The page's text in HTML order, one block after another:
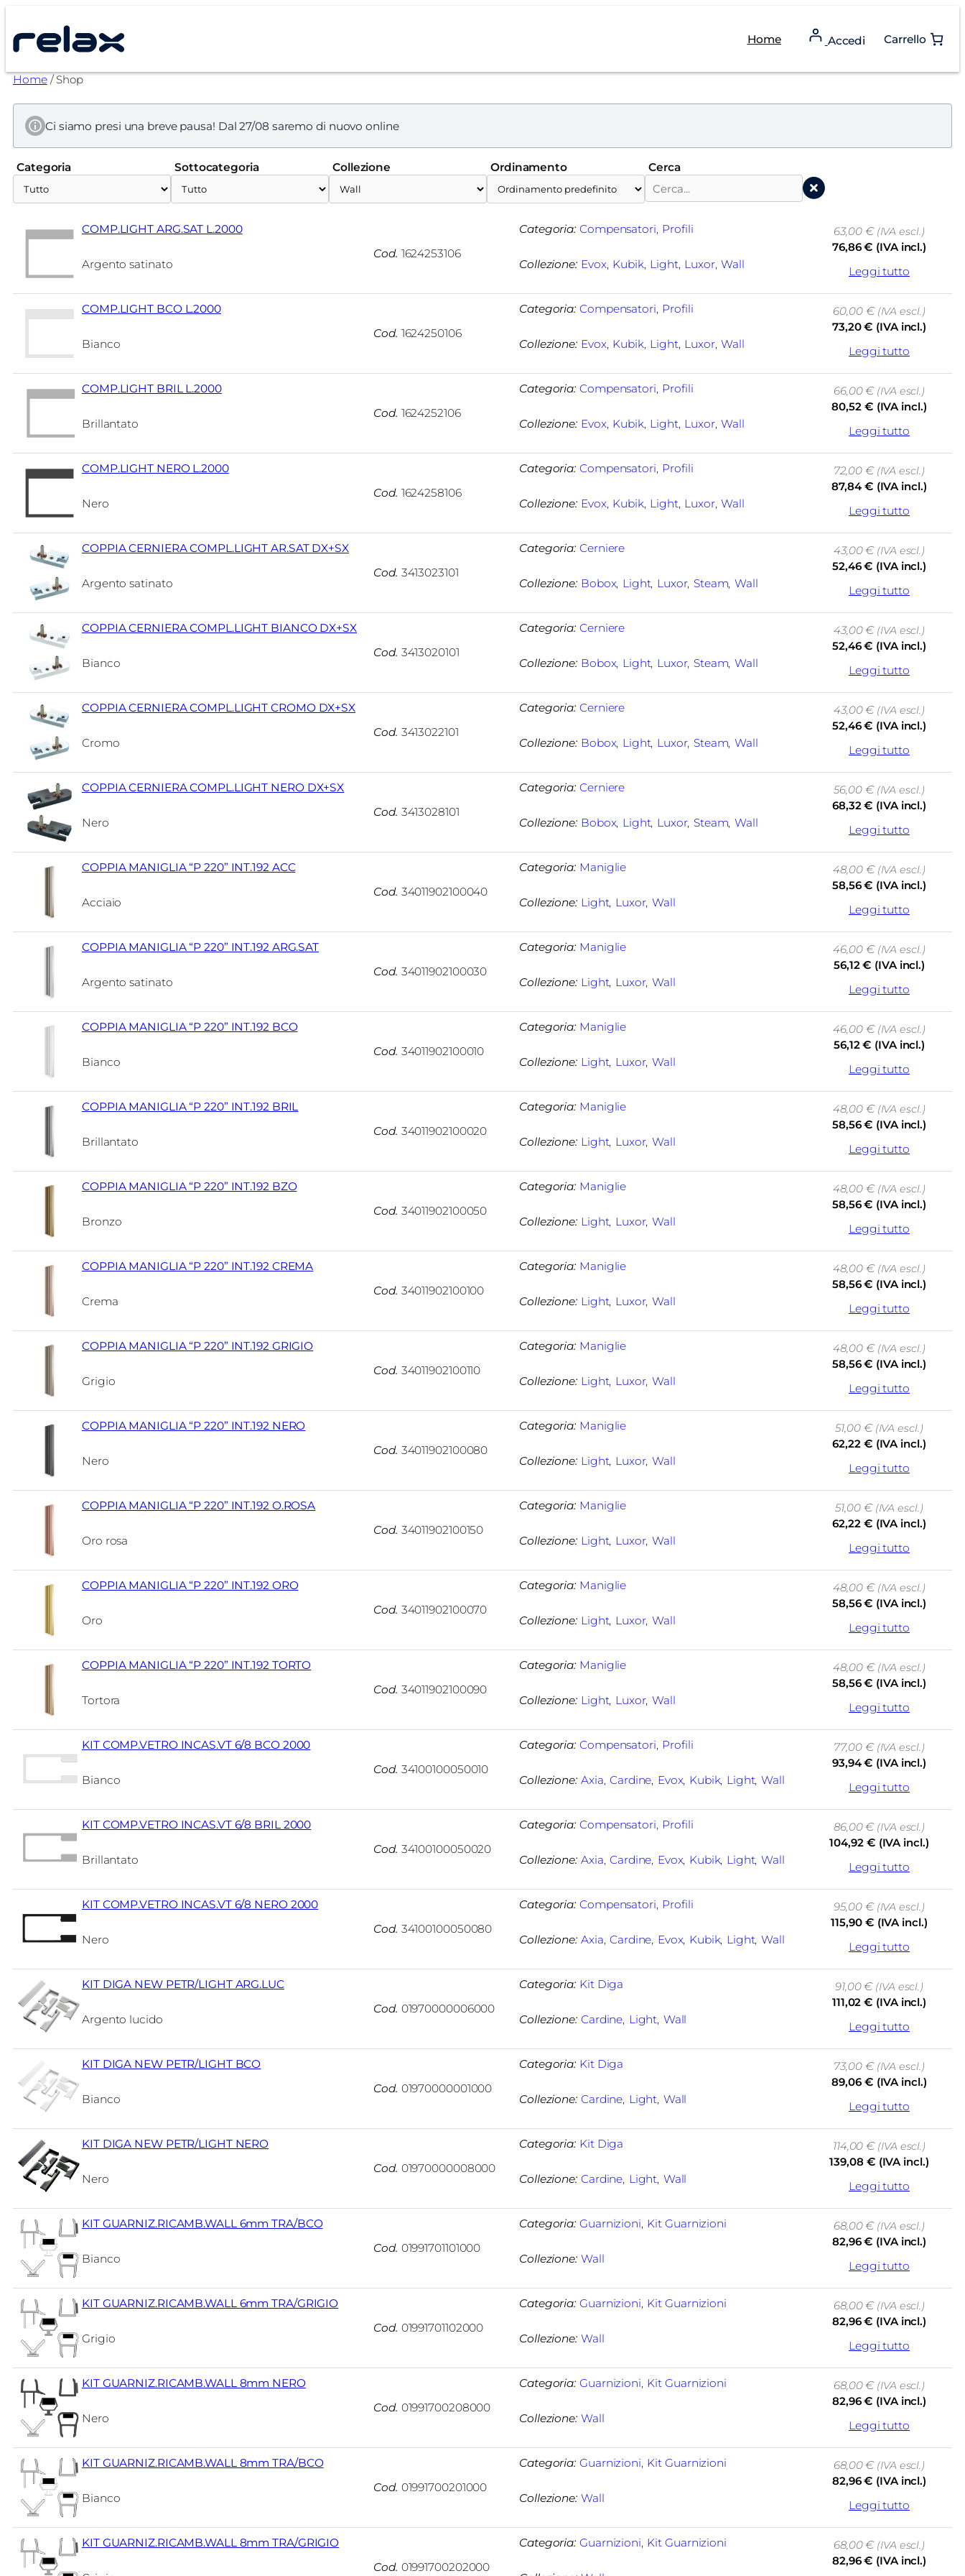
contenuto
Home Accedi Carrello
Home/ Shop
Ci siamo presi una breve pausa! Dal 27/08 saremo di nuovo online
Categoria Sottocategoria Collezione Ordinamento Cerca
COMP.LIGHT ARG.SAT L.2000
Cod. 1624253106
Argento satinato
Categoria: Compensatori, Profili
Collezione: Evox, Kubik, Light, Luxor, Wall
63,00 €(IVA escl.)
76,86€ (IVA incl.)
Leggi tutto
COMP.LIGHT BCO L.2000
Cod. 1624250106
Bianco
Categoria: Compensatori, Profili
Collezione: Evox, Kubik, Light, Luxor, Wall
60,00 €(IVA escl.)
73,20€ (IVA incl.)
Leggi tutto
COMP.LIGHT BRIL L.2000
Cod. 1624252106
Brillantato
Categoria: Compensatori, Profili
Collezione: Evox, Kubik, Light, Luxor, Wall
66,00€(IVA escl.)
80,52 € (IVA incl.)
Leggi tutto
COMP.LIGHT NERO L.2000
Cod. 1624258106
Nero
Categoria: Compensatori, Profili
Collezione: Evox, Kubik, Light, Luxor, Wall
72,00 €(IVA escl.)
87,84 € (IVA incl.)
Leggi tutto
COPPIA CERNIERA COMPL.LIGHT AR.SAT DX+SX
Cod. 3413023101
Argento satinato
Categoria: Cerniere
Collezione: Bobox, Light, Luxor, Steam, Wall
43,00€(IVA escl.)
52,46€ (IVA incl.)
Leggi tutto
COPPIA CERNIERA COMPL.LIGHT BIANCO DX+SX
Cod. 3413020101
Bianco
Categoria: Cerniere
Collezione: Bobox, Light, Luxor, Steam, Wall
43,00€(IVA escl.)
52,46€ (IVA incl.)
Leggi tutto
COPPIA CERNIERA COMPL.LIGHT CROMO DX+SX
Cod. 3413022101
Cromo
Categoria: Cerniere
Collezione: Bobox, Light, Luxor, Steam, Wall
43,00€(IVA escl.)
52,46€ (IVA incl.)
Leggi tutto
COPPIA CERNIERA COMPL.LIGHT NERO DX+SX
Cod. 3413028101
Nero
Categoria: Cerniere
Collezione: Bobox, Light, Luxor, Steam, Wall
56,00 €(IVA escl.)
68,32€ (IVA incl.)
Leggi tutto
COPPIA MANIGLIA “P 220” INT.192 ACC
Cod. 34011902100040
Acciaio
Categoria: Maniglie
Collezione: Light, Luxor, Wall
48,00 €(IVA escl.)
58,56€ (IVA incl.)
Leggi tutto
COPPIA MANIGLIA “P 220” INT.192 ARG.SAT
Cod. 34011902100030
Argento satinato
Categoria: Maniglie
Collezione: Light, Luxor, Wall
46,00 €(IVA escl.)
56,12€ (IVA incl.)
Leggi tutto
COPPIA MANIGLIA “P 220” INT.192 BCO
Cod. 34011902100010
Bianco
Categoria: Maniglie
Collezione: Light, Luxor, Wall
46,00 €(IVA escl.)
56,12€ (IVA incl.)
Leggi tutto
COPPIA MANIGLIA “P 220” INT.192 BRIL
Cod. 34011902100020
Brillantato
Categoria: Maniglie
Collezione: Light, Luxor, Wall
48,00 €(IVA escl.)
58,56€ (IVA incl.)
Leggi tutto
COPPIA MANIGLIA “P 220” INT.192 BZO
Cod. 34011902100050
Bronzo
Categoria: Maniglie
Collezione: Light, Luxor, Wall
48,00 €(IVA escl.)
58,56€ (IVA incl.)
Leggi tutto
COPPIA MANIGLIA “P 220” INT.192 CREMA
Cod. 34011902100100
Crema
Categoria: Maniglie
Collezione: Light, Luxor, Wall
48,00 €(IVA escl.)
58,56€ (IVA incl.)
Leggi tutto
COPPIA MANIGLIA “P 220” INT.192 GRIGIO
Cod. 34011902100110
Grigio
Categoria: Maniglie
Collezione: Light, Luxor, Wall
48,00 €(IVA escl.)
58,56€ (IVA incl.)
Leggi tutto
COPPIA MANIGLIA “P 220” INT.192 NERO
Cod. 34011902100080
Nero
Categoria: Maniglie
Collezione: Light, Luxor, Wall
51,00 €(IVA escl.)
62,22 € (IVA incl.)
Leggi tutto
COPPIA MANIGLIA “P 220” INT.192 O.ROSA
Cod. 34011902100150
Oro rosa
Categoria: Maniglie
Collezione: Light, Luxor, Wall
51,00 €(IVA escl.)
62,22 € (IVA incl.)
Leggi tutto
COPPIA MANIGLIA “P 220” INT.192 ORO
Cod. 34011902100070
Oro
Categoria: Maniglie
Collezione: Light, Luxor, Wall
48,00 €(IVA escl.)
58,56€ (IVA incl.)
Leggi tutto
COPPIA MANIGLIA “P 220” INT.192 TORTO
Cod. 34011902100090
Tortora
Categoria: Maniglie
Collezione: Light, Luxor, Wall
48,00 €(IVA escl.)
58,56€ (IVA incl.)
Leggi tutto
KIT COMP.VETRO INCAS.VT 6/8 BCO 2000
Cod. 34100100050010
Bianco
Categoria: Compensatori, Profili
Collezione: Axia, Cardine, Evox, Kubik, Light, Wall
77,00 €(IVA escl.)
93,94€ (IVA incl.)
Leggi tutto
KIT COMP.VETRO INCAS.VT 6/8 BRIL 2000
Cod. 34100100050020
Brillantato
Categoria: Compensatori, Profili
Collezione: Axia, Cardine, Evox, Kubik, Light, Wall
86,00€(IVA escl.)
104,92 € (IVA incl.)
Leggi tutto
KIT COMP.VETRO INCAS.VT 6/8 NERO 2000
Cod. 34100100050080
Nero
Categoria: Compensatori, Profili
Collezione: Axia, Cardine, Evox, Kubik, Light, Wall
95,00 €(IVA escl.)
115,90 € (IVA incl.)
Leggi tutto
KIT DIGA NEW PETR/LIGHT ARG.LUC
Cod. 01970000006000
Argento lucido
Categoria: Kit Diga
Collezione: Cardine, Light, Wall
91,00€(IVA escl.)
111,02€ (IVA incl.)
Leggi tutto
KIT DIGA NEW PETR/LIGHT BCO
Cod. 01970000001000
Bianco
Categoria: Kit Diga
Collezione: Cardine, Light, Wall
73,00 €(IVA escl.)
89,06 € (IVA incl.)
Leggi tutto
KIT DIGA NEW PETR/LIGHT NERO
Cod. 01970000008000
Nero
Categoria: Kit Diga
Collezione: Cardine, Light, Wall
114,00€(IVA escl.)
139,08 € (IVA incl.)
Leggi tutto
KIT GUARNIZ.RICAMB.WALL 6mm TRA/BCO
Cod. 01991701101000
Bianco
Categoria: Guarnizioni, Kit Guarnizioni
Collezione: Wall
68,00€(IVA escl.)
82,96€ (IVA incl.)
Leggi tutto
KIT GUARNIZ.RICAMB.WALL 6mm TRA/GRIGIO
Cod. 01991701102000
Grigio
Categoria: Guarnizioni, Kit Guarnizioni
Collezione: Wall
68,00€(IVA escl.)
82,96€ (IVA incl.)
Leggi tutto
KIT GUARNIZ.RICAMB.WALL 8mm NERO
Cod. 01991700208000
Nero
Categoria: Guarnizioni, Kit Guarnizioni
Collezione: Wall
68,00€(IVA escl.)
82,96€ (IVA incl.)
Leggi tutto
KIT GUARNIZ.RICAMB.WALL 8mm TRA/BCO
Cod. 01991700201000
Bianco
Categoria: Guarnizioni, Kit Guarnizioni
Collezione: Wall
68,00€(IVA escl.)
82,96€ (IVA incl.)
Leggi tutto
KIT GUARNIZ.RICAMB.WALL 8mm TRA/GRIGIO
Cod. 01991700202000
Categoria: Guarnizioni, Kit Guarnizioni 68,00€(IVA escl.)
82,96€ (IVA incl.)